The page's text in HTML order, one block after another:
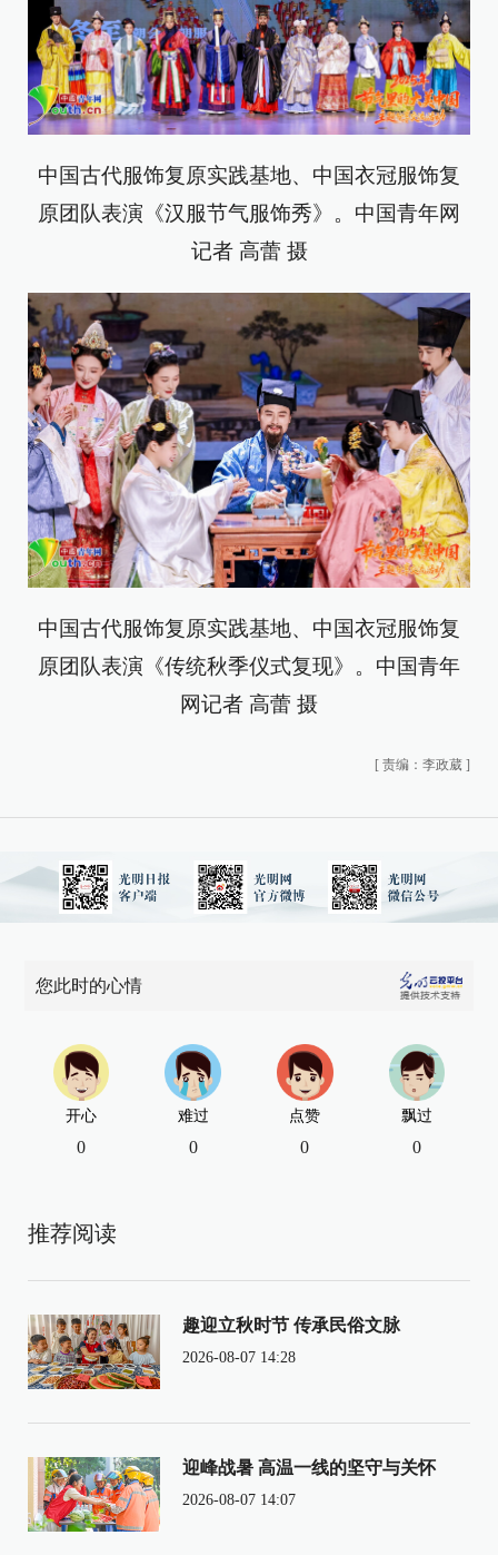
中国古代服饰复原实践基地、中国衣冠服饰复
原团队表演《汉服节气服饰秀》。中国青年网
记者 高蕾 摄
中国古代服饰复原实践基地、中国衣冠服饰复
原团队表演《传统秋季仪式复现》。中国青年
网记者 高蕾 摄
[ 责编：李政葳 ]
您此时的心情
开心
0
难过
0
点赞
0
飘过
0
推荐阅读
趣迎立秋时节 传承民俗文脉
2026-08-07 14:28
迎峰战暑 高温一线的坚守与关怀
2026-08-07 14:07